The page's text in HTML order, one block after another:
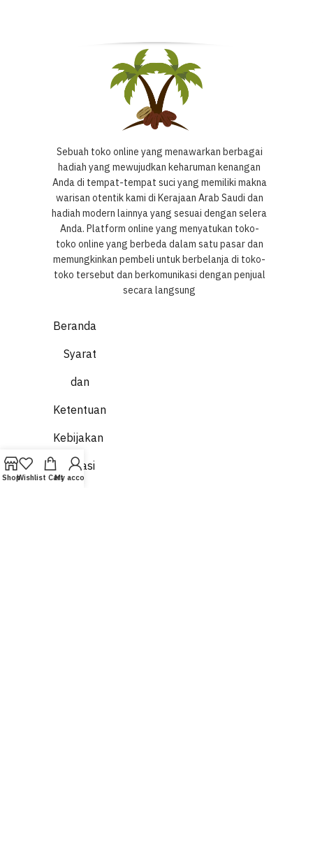
Sebuah toko online yang menawarkan berbagai
hadiah yang mewujudkan keharuman kenangan
Anda di tempat-tempat suci yang memiliki makna
warisan otentik kami di Kerajaan Arab Saudi dan
hadiah modern lainnya yang sesuai dengan selera
Anda. Platform online yang menyatukan toko-
toko online yang berbeda dalam satu pasar dan
memungkinkan pembeli untuk berbelanja di toko-
toko tersebut dan berkomunikasi dengan penjual
secara langsung
Beranda
Syarat
dan
Ketentuan
Kebijakan
Privasi
ShopWishlist CartMy account